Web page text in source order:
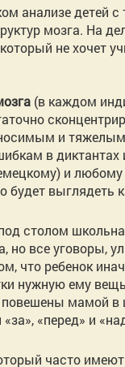
анализе детей
мозга. На
не
(в каждом
и тяжелым
в
и
будет выглядеть
столом
но все уговоры,
что ребенок
нужную ему
мамой в
«перед» и
часто